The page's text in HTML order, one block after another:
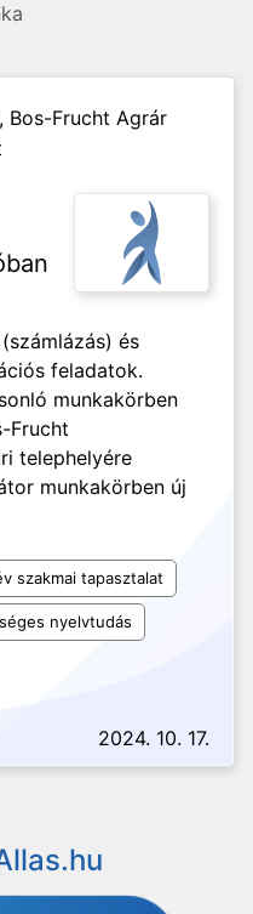
Bos-Frucht Agrár
és
feladatok.
munkakörben
Frucht
telephelyére
munkakörben új
szakmai tapasztalat
nyelvtudás
2024. 10. 17.